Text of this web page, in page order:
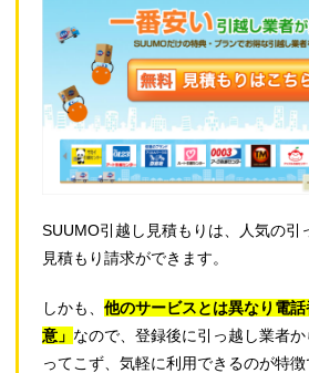
SUUMO引越し見積もりは、人気の引
見積もり請求ができます。
しかも、 他のサービスとは異なり電
意」 なので、登録後に引っ越し業者
ってこず、気軽に利用できるのが特徴